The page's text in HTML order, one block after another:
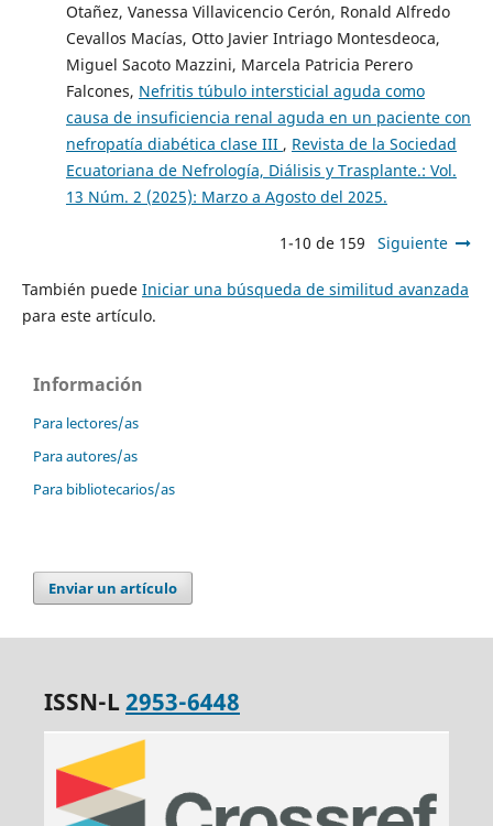
Otañez, Vanessa Villavicencio Cerón, Ronald Alfredo
Cevallos Macías, Otto Javier Intriago Montesdeoca,
Miguel Sacoto Mazzini, Marcela Patricia Perero
Falcones, Nefritis túbulo intersticial aguda como
causa de insuficiencia renal aguda en un paciente con
nefropatía diabética clase III , Revista de la Sociedad
Ecuatoriana de Nefrología, Diálisis y Trasplante.: Vol.
13 Núm. 2 (2025): Marzo a Agosto del 2025.
1-10 de 159 Siguiente
También puede Iniciar una búsqueda de similitud avanzada
para este artículo.
Información
Para lectores/as
Para autores/as
Para bibliotecarios/as
Enviar un artículo
ISSN-L2953-6448